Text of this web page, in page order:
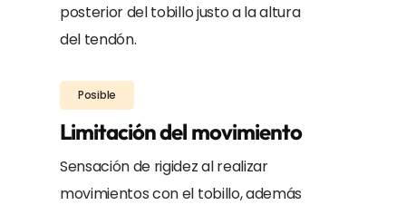
posterior del tobillo justo a la altura
del tendón.
Posible
Limitación del movimiento
Sensación de rigidez al realizar
movimientos con el tobillo, además